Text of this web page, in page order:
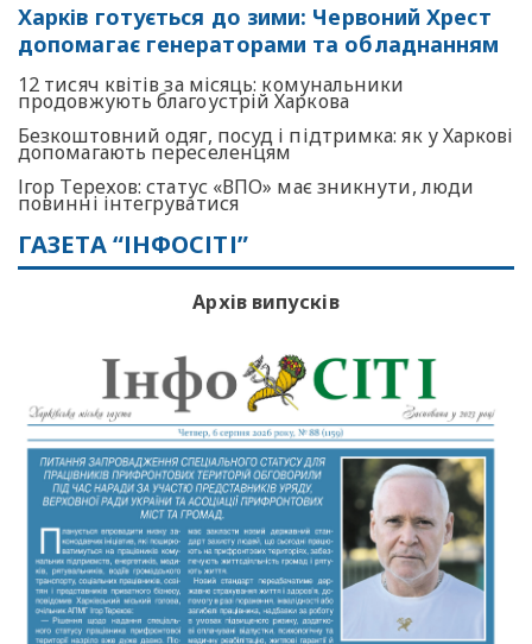
Харків готується до зими: Червоний Хрест
допомагає генераторами та обладнанням
12 тисяч квітів за місяць: комунальники
продовжують благоустрій Харкова
Безкоштовний одяг, посуд і підтримка: як у Харкові
допомагають переселенцям
Ігор Терехов: статус «ВПО» має зникнути, люди
повинні інтегруватися
ГАЗЕТА “ІНФОСІТІ”
Архів випусків